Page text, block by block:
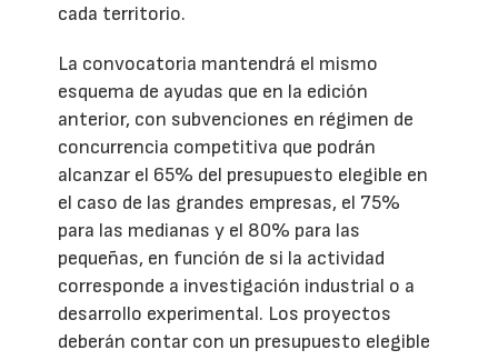
cada territorio.
La convocatoria mantendrá el mismo
esquema de ayudas que en la edición
anterior, con subvenciones en régimen de
concurrencia competitiva que podrán
alcanzar el 65% del presupuesto elegible en
el caso de las grandes empresas, el 75%
para las medianas y el 80% para las
pequeñas, en función de si la actividad
corresponde a investigación industrial o a
desarrollo experimental. Los proyectos
deberán contar con un presupuesto elegible